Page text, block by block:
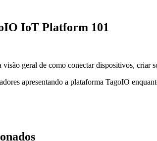
IoT Platform 101
visão geral de como conectar dispositivos, criar
apresentando a plataforma TagoIO